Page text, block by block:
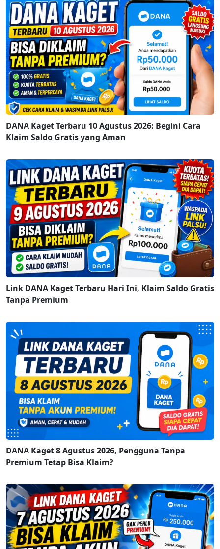
DANA Kaget Terbaru 10 Agustus 2026: Begini Cara
Klaim Saldo Gratis yang Aman
Link DANA Kaget Terbaru Hari Ini, Klaim Saldo Gratis
Tanpa Premium
DANA Kaget 8 Agustus 2026, Pengguna Tanpa
Premium Tetap Bisa Klaim?